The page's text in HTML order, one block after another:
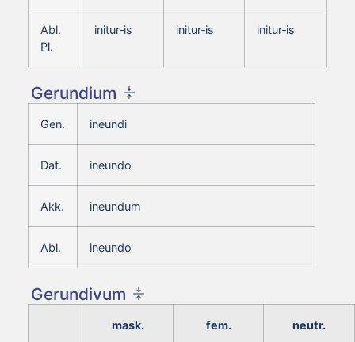
Abl.
Pl.
initur‑is initur‑is initur‑is
Gerundium
Gen. ineundi
Dat. ineundo
Akk. ineundum
Abl. ineundo
Gerundivum
mask. fem. neutr.